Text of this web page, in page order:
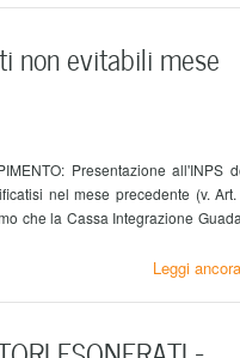
non evitabili mese
Presentazione all'INPS
nel mese precedente (v. Art.
che la Cassa Integrazione
Leggi